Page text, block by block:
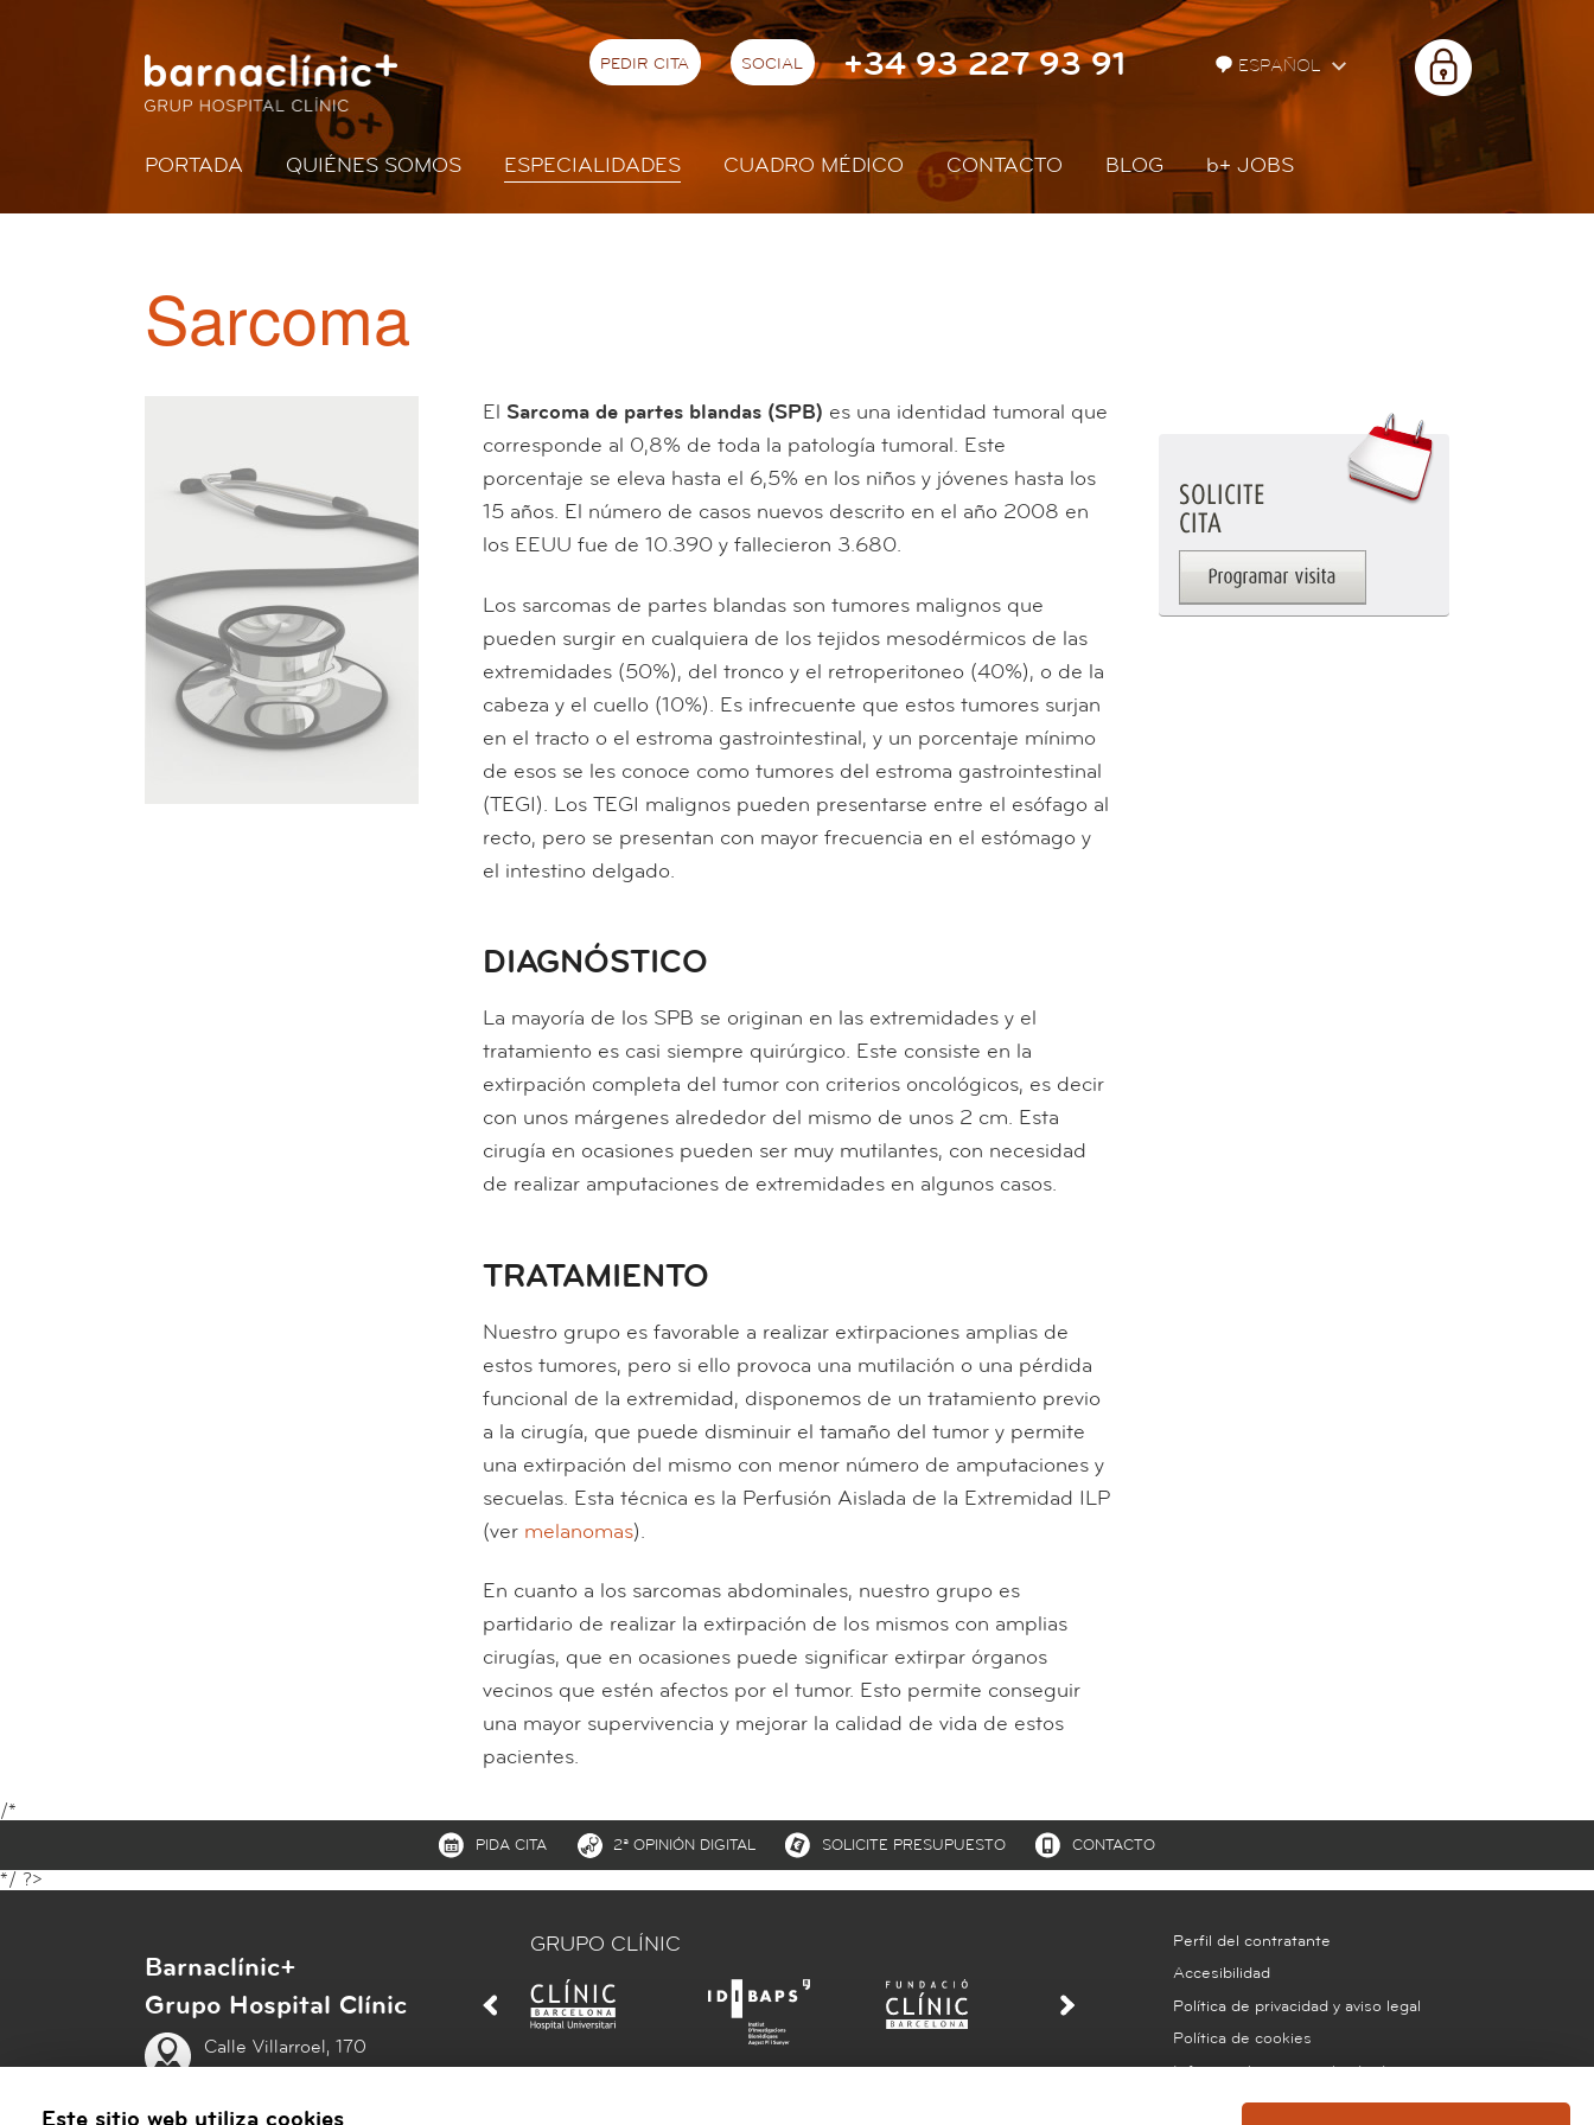
PEDIR CITA SOCIAL +34 93 227 93 91 ESPAÑOL
ÀREA
PRIVADA
PORTADA QUIÉNES SOMOS ESPECIALIDADES CUADRO MÉDICO CONTACTO BLOG b+ JOBS
Sarcoma
El Sarcoma de partes blandas (SPB) es una identidad tumoral que
corresponde al 0,8% de toda la patología tumoral. Este
porcentaje se eleva hasta el 6,5% en los niños y jóvenes hasta los
15 años. El número de casos nuevos descrito en el año 2008 en
los EEUU fue de 10.390 y fallecieron 3.680.
Los sarcomas de partes blandas son tumores malignos que
pueden surgir en cualquiera de los tejidos mesodérmicos de las
extremidades (50%), del tronco y el retroperitoneo (40%), o de la
cabeza y el cuello (10%). Es infrecuente que estos tumores surjan
en el tracto o el estroma gastrointestinal, y un porcentaje mínimo
de esos se les conoce como tumores del estroma gastrointestinal
(TEGI). Los TEGI malignos pueden presentarse entre el esófago al
recto, pero se presentan con mayor frecuencia en el estómago y
el intestino delgado.
DIAGNÓSTICO
La mayoría de los SPB se originan en las extremidades y el
tratamiento es casi siempre quirúrgico. Este consiste en la
extirpación completa del tumor con criterios oncológicos, es decir
con unos márgenes alrededor del mismo de unos 2 cm. Esta
cirugía en ocasiones pueden ser muy mutilantes, con necesidad
de realizar amputaciones de extremidades en algunos casos.
TRATAMIENTO
Nuestro grupo es favorable a realizar extirpaciones amplias de
estos tumores, pero si ello provoca una mutilación o una pérdida
funcional de la extremidad, disponemos de un tratamiento previo
a la cirugía, que puede disminuir el tamaño del tumor y permite
una extirpación del mismo con menor número de amputaciones y
secuelas. Esta técnica es la Perfusión Aislada de la Extremidad ILP
(ver melanomas).
En cuanto a los sarcomas abdominales, nuestro grupo es
partidario de realizar la extirpación de los mismos con amplias
cirugías, que en ocasiones puede significar extirpar órganos
vecinos que estén afectos por el tumor. Esto permite conseguir
una mayor supervivencia y mejorar la calidad de vida de estos
pacientes.
/*
SECUNDARIO
PIDA CITA 2ª OPINIÓN DIGITAL SOLICITE PRESUPUESTO CONTACTO
*/ ?>
Barnaclínic+
Grupo Hospital Clínic
Calle Villarroel, 170
GRUPO CLÍNIC
Perfil del contratante
Accesibilidad
Política de privacidad y aviso legal
Política de cookies
Información protección de datos
Portal de transparencia
Este sitio web utiliza cookies